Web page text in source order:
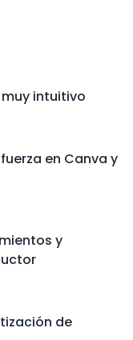
intuitivo
en Canva y
y
de